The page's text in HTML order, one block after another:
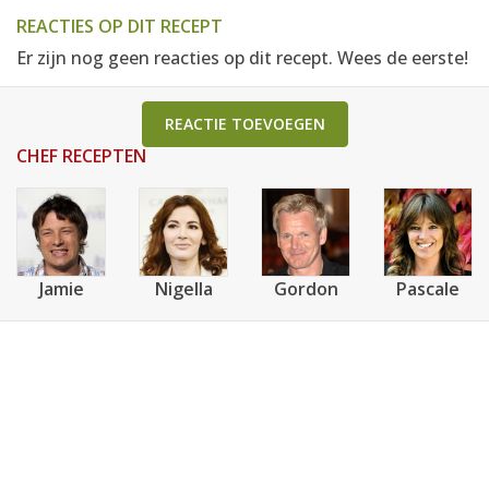
REACTIES OP DIT RECEPT
Er zijn nog geen reacties op dit recept. Wees de eerste!
REACTIE TOEVOEGEN
CHEF RECEPTEN
Jamie Nigella Gordon Pascale